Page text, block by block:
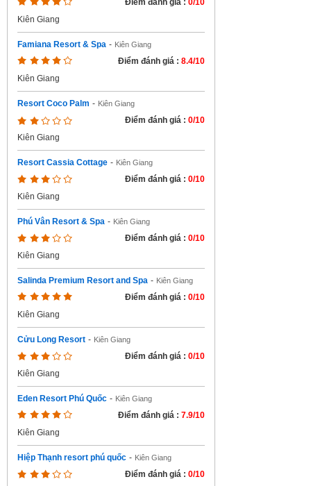
Điểm đánh giá : 0/10
Kiên Giang
Famiana Resort & Spa - Kiên Giang
Điểm đánh giá : 8.4/10
Kiên Giang
Resort Coco Palm - Kiên Giang
Điểm đánh giá : 0/10
Kiên Giang
Resort Cassia Cottage - Kiên Giang
Điểm đánh giá : 0/10
Kiên Giang
Phú Vân Resort & Spa - Kiên Giang
Điểm đánh giá : 0/10
Kiên Giang
Salinda Premium Resort and Spa - Kiên Giang
Điểm đánh giá : 0/10
Kiên Giang
Cửu Long Resort - Kiên Giang
Điểm đánh giá : 0/10
Kiên Giang
Eden Resort Phú Quốc - Kiên Giang
Điểm đánh giá : 7.9/10
Kiên Giang
Hiệp Thạnh resort phú quốc - Kiên Giang
Điểm đánh giá : 0/10